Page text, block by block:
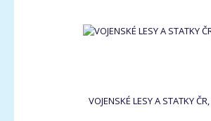
VOJENSKÉ LESY A STATKY